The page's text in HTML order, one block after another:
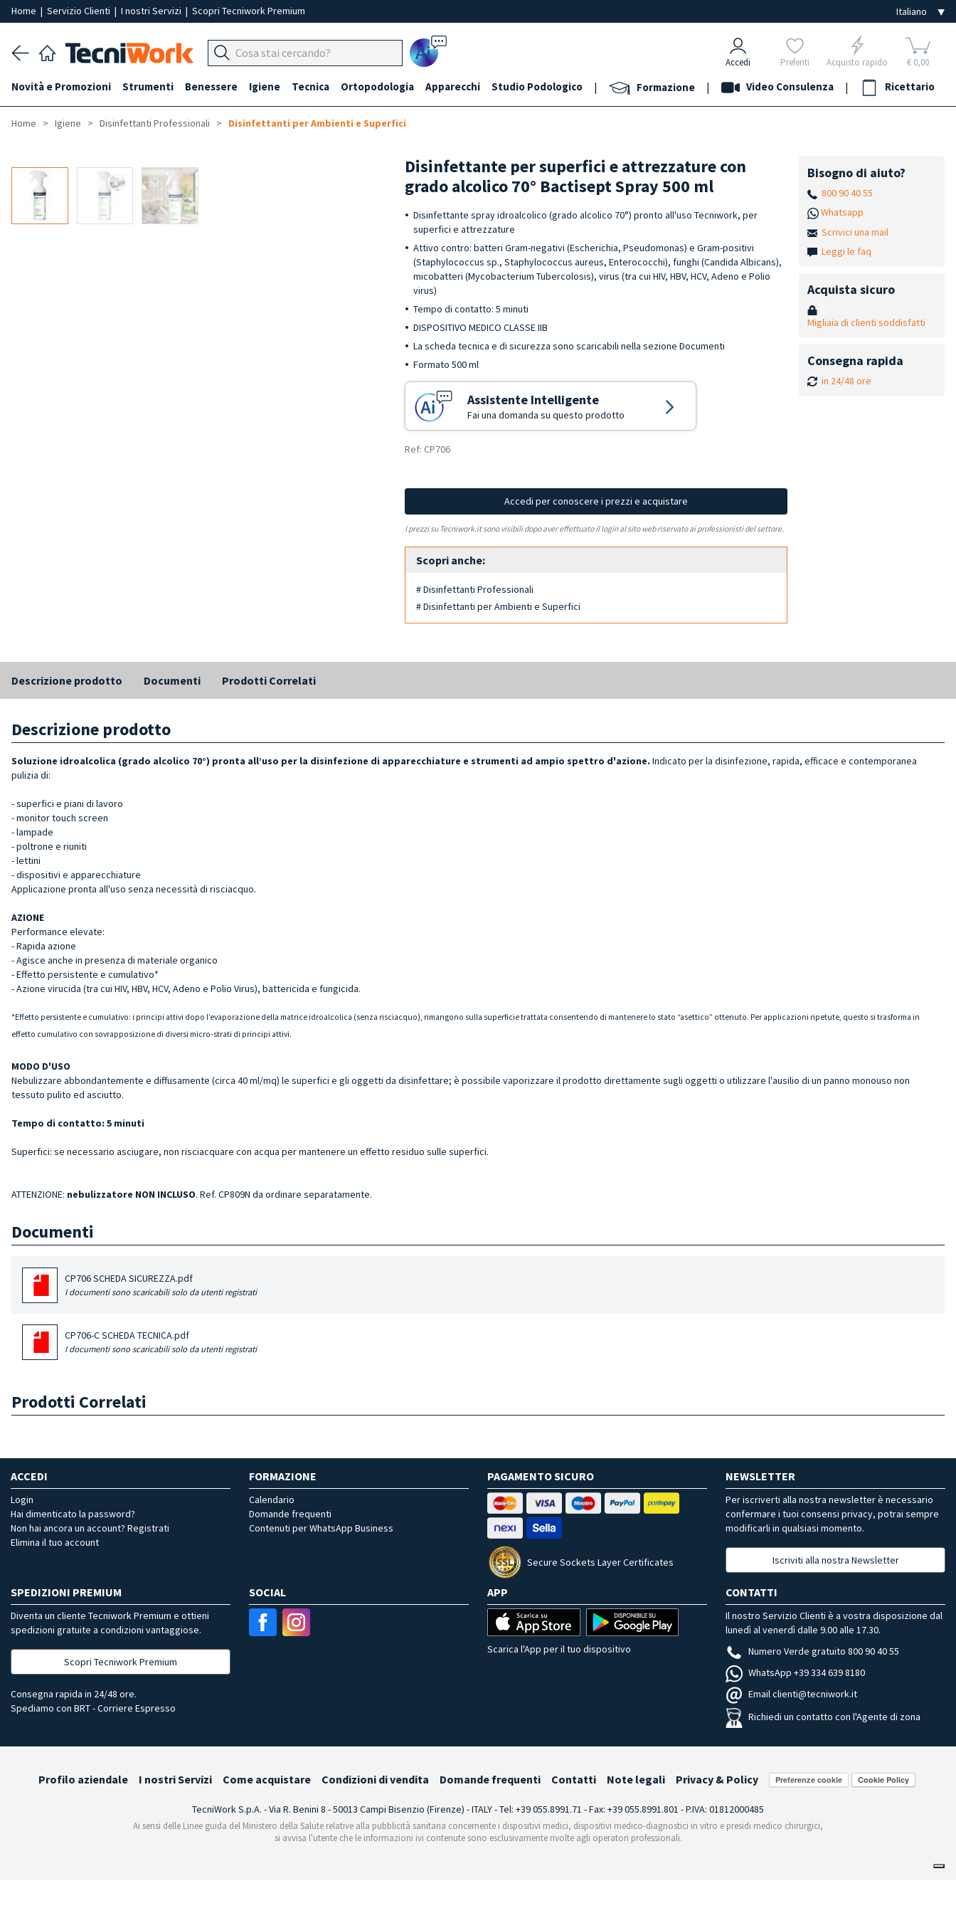
Home | Servizio Clienti | I nostri Servizi | Scopri Tecniwork Premium
Ai Accedi Preferiti Acquisto rapido € 0,00
Novità e Promozioni Strumenti Benessere Igiene Tecnica Ortopodologia Apparecchi Studio Podologico | Formazione | Video Consulenza | Ricettario
Home Igiene Disinfettanti Professionali Disinfettanti per Ambienti e Superfici
Disinfettante per superfici e attrezzature con
grado alcolico 70° Bactisept Spray 500 ml
Disinfettante spray idroalcolico (grado alcolico 70°) pronto all'uso Tecniwork, per
superfici e attrezzature
Attivo contro: batteri Gram-negativi (Escherichia, Pseudomonas) e Gram-positivi
(Staphylococcus sp., Staphylococcus aureus, Enterococchi), funghi (Candida Albicans),
micobatteri (Mycobacterium Tubercolosis), virus (tra cui HIV, HBV, HCV, Adeno e Polio
virus)
Tempo di contatto: 5 minuti
DISPOSITIVO MEDICO CLASSE IIB
La scheda tecnica e di sicurezza sono scaricabili nella sezione Documenti
Formato 500 ml
Assistente Intelligente
Fai una domanda su questo prodotto
Ref: CP706
Accedi per conoscere i prezzi e acquistare
I prezzi su Tecniwork.it sono visibili dopo aver effettuato il login al sito web riservato ai professionisti del settore.
Scopri anche:
# Disinfettanti Professionali
# Disinfettanti per Ambienti e Superfici
Bisogno di aiuto?
800 90 40 55
Whatsapp
Scrivici una mail
Leggi le faq
Acquista sicuro
Migliaia di clienti soddisfatti
Consegna rapida
in 24/48 ore
Descrizione prodotto Documenti Prodotti Correlati
Descrizione prodotto
Soluzione idroalcolica (grado alcolico 70°) pronta all’uso per la disinfezione di apparecchiature e strumenti ad ampio spettro d'azione. Indicato per la disinfezione, rapida, efficace e contemporanea
pulizia di:
- superfici e piani di lavoro
- monitor touch screen
- lampade
- poltrone e riuniti
- lettini
- dispositivi e apparecchiature
Applicazione pronta all'uso senza necessità di risciacquo.
AZIONE
Performance elevate:
- Rapida azione
- Agisce anche in presenza di materiale organico
- Effetto persistente e cumulativo*
- Azione virucida (tra cui HIV, HBV, HCV, Adeno e Polio Virus), battericida e fungicida.
*Effetto persistente e cumulativo: i principi attivi dopo l’evaporazione della matrice idroalcolica (senza risciacquo), rimangono sulla superficie trattata consentendo di mantenere lo stato “asettico” ottenuto. Per applicazioni ripetute, questo si trasforma in
effetto cumulativo con sovrapposizione di diversi micro-strati di principi attivi.
MODO D'USO
Nebulizzare abbondantemente e diffusamente (circa 40 ml/mq) le superfici e gli oggetti da disinfettare; è possibile vaporizzare il prodotto direttamente sugli oggetti o utilizzare l'ausilio di un panno monouso non
tessuto pulito ed asciutto.
Tempo di contatto: 5 minuti
Superfici: se necessario asciugare, non risciacquare con acqua per mantenere un effetto residuo sulle superfici.
ATTENZIONE: nebulizzatore NON INCLUSO. Ref. CP809N da ordinare separatamente.
Documenti
CP706 SCHEDA SICUREZZA.pdf
I documenti sono scaricabili solo da utenti registrati
CP706-C SCHEDA TECNICA.pdf
I documenti sono scaricabili solo da utenti registrati
Prodotti Correlati
ACCEDI
Login
Hai dimenticato la password?
Non hai ancora un account? Registrati
Elimina il tuo account
FORMAZIONE
Calendario
Domande frequenti
Contenuti per WhatsApp Business
PAGAMENTO SICURO
Secure Sockets Layer Certificates
NEWSLETTER
Per iscriverti alla nostra newsletter è necessario
confermare i tuoi consensi privacy, potrai sempre
modificarli in qualsiasi momento.
Iscriviti alla nostra Newsletter
SPEDIZIONI PREMIUM
Diventa un cliente Tecniwork Premium e ottieni
spedizioni gratuite a condizioni vantaggiose.
Scopri Tecniwork Premium
Consegna rapida in 24/48 ore.
Spediamo con BRT - Corriere Espresso
SOCIAL APP
Scarica l'App per il tuo dispositivo
CONTATTI
Il nostro Servizio Clienti è a vostra disposizione dal
lunedì al venerdì dalle 9.00 alle 17.30.
Numero Verde gratuito 800 90 40 55
WhatsApp +39 334 639 8180
Email clienti@tecniwork.it
Richiedi un contatto con l'Agente di zona
Profilo aziendale I nostri Servizi Come acquistare Condizioni di vendita Domande frequenti Contatti Note legali Privacy & Policy Preferenze cookie
TecniWork S.p.A. - Via R. Benini 8 - 50013 Campi Bisenzio (Firenze) - ITALY - Tel: +39 055.8991.71 - Fax: +39 055.8991.801 - P.IVA: 01812000485
Ai sensi delle Linee guida del Ministero della Salute relative alla pubblicità sanitaria concernente i dispositivi medici, dispositivi medico-diagnostici in vitro e presidi medico chirurgici,
si avvisa l'utente che le informazioni ivi contenute sono esclusivamente rivolte agli operatori professionali.